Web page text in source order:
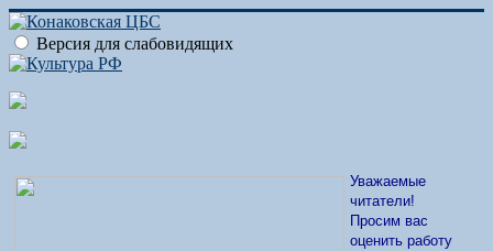
Версия для слабовидящих
Уважаемые
читатели!
Просим вас
оценить работу